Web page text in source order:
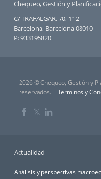
Chequeo, Gestión y
C/ TRAFALGAR, 70, 1º 2ª
Barcelona, Barcelona 08010
P:933195820
2026 © Chequeo, Gestión y
reservados.
Terminos y
𝕏
Actualidad
Análisis y perspectivas